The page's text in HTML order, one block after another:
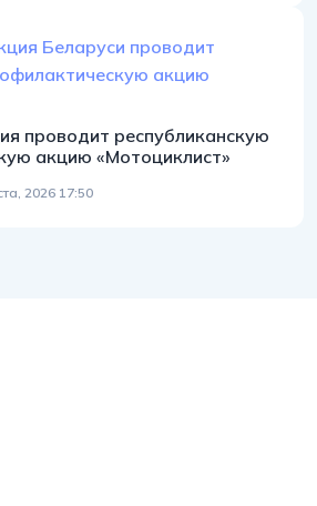
проводит республиканскую
акцию «Мотоциклист»
2026 17:50